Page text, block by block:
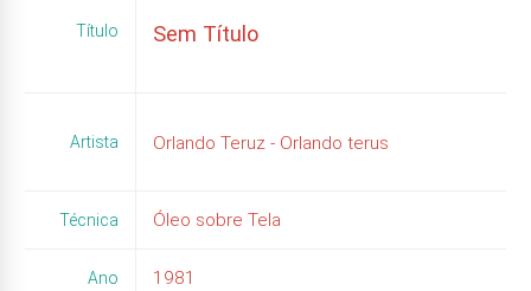
Título Sem Título
Artista Orlando Teruz - Orlando terus
Técnica Óleo sobre Tela
Ano 1981